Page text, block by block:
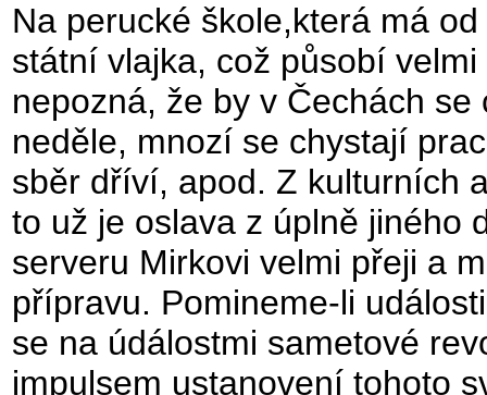
Na perucké škole,která má
státní vlajka, což působí
nepozná, že by v Čechách
neděle, mnozí se chystají
sběr dříví, apod. Z kulturních
to už je oslava z úplně jiného
serveru Mirkovi velmi přeji a
přípravu. Pomineme-li
se na údálostmi sametové
impulsem ustanovení tohoto